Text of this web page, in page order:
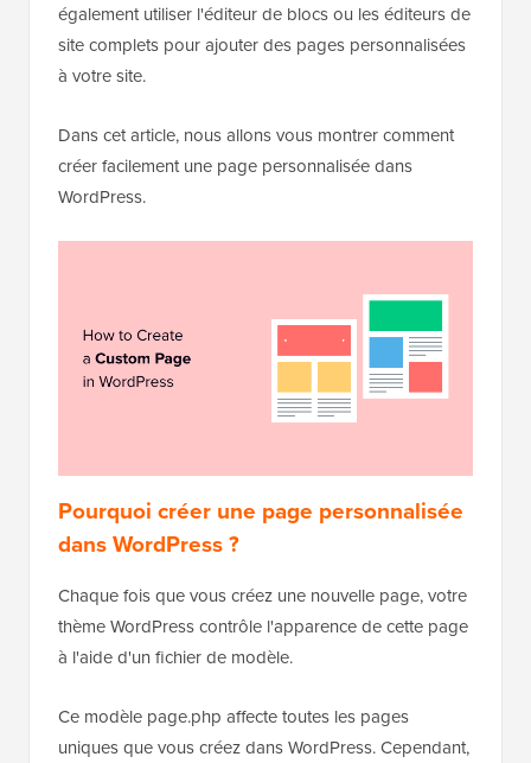
également utiliser l'éditeur de blocs ou les éditeurs de
site complets pour ajouter des pages personnalisées
à votre site.
Dans cet article, nous allons vous montrer comment
créer facilement une page personnalisée dans
WordPress.
Pourquoi créer une page personnalisée
dans WordPress ?
Chaque fois que vous créez une nouvelle page, votre
thème WordPress contrôle l'apparence de cette page
à l'aide d'un fichier de modèle.
Ce modèle page.php affecte toutes les pages
uniques que vous créez dans WordPress. Cependant,